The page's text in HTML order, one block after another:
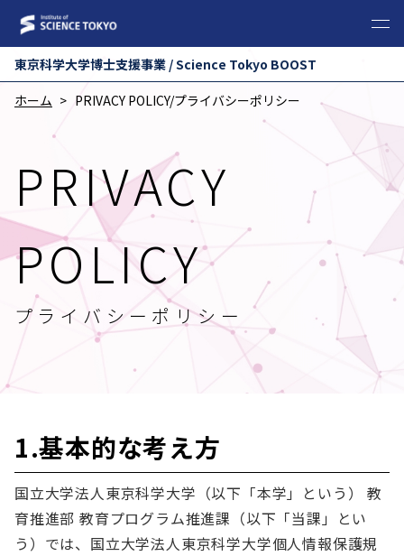
東京科学⼤学博⼠⽀援事業 / Science Tokyo BOOST
ホーム
PRIVACY POLICY/プライバシーポリシー
PRIVACY
POLICY
プライバシーポリシー
1.基本的な考え方
国立大学法人東京科学大学（以下「本学」という） 教
育推進部 教育プログラム推進課（以下「当課」とい
う）では、国立大学法人東京科学大学個人情報保護規